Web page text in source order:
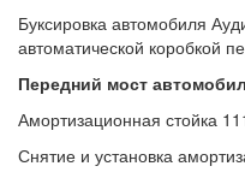
Буксировка автомобиля
автоматической коробкой
Передний мост
Амортизационная стойка
Снятие и установка